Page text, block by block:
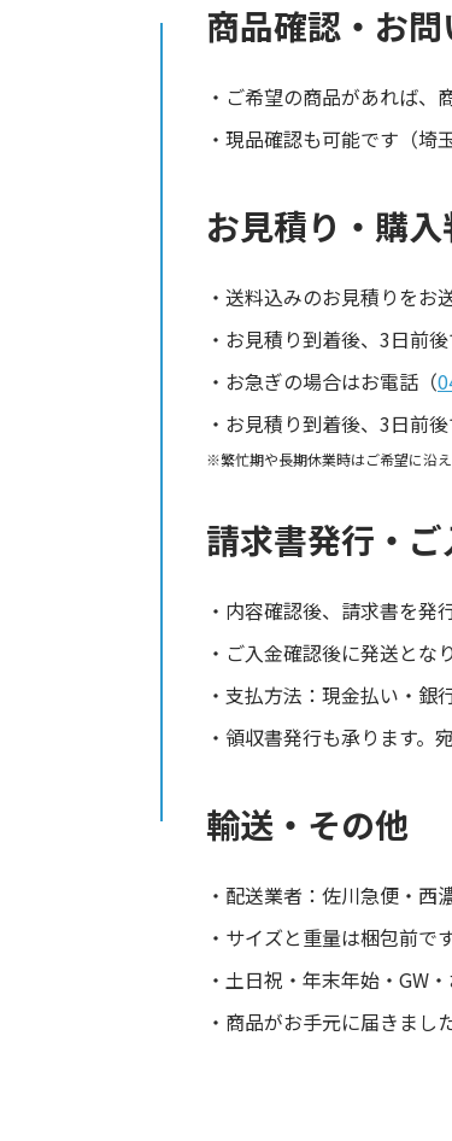
商品確認・お
ご希望の商品があれば、
現品確認も可能です（埼
お見積り・購
送料込みのお見積りをお
お見積り到着後、3日前
お急ぎの場合はお電話（
お見積り到着後、3日前
繁忙期や長期休業時はご希望に沿え
請求書発行・ご
内容確認後、請求書を発
ご入金確認後に発送となり
支払方法：現金払い・銀
領収書発行も承ります。
輸送・その他
配送業者：佐川急便・西
サイズと重量は梱包前で
土日祝・年末年始・GW
商品がお手元に届きまし